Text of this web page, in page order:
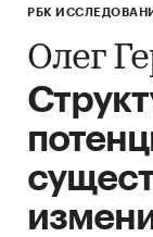
РБК
Олег